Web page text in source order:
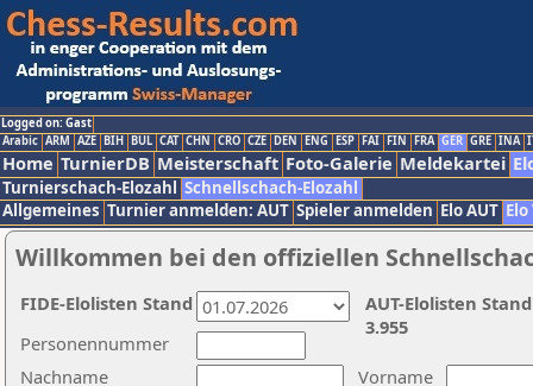
Logged on: Gast
Arabic ARM AZE BIH BUL CAT CHN CRO CZE DEN ENG ESP FAI FIN FRA GER GRE INA
Home TurnierDB Meisterschaft Foto-Galerie Meldekartei
Turnierschach-Elozahl Schnellschach-Elozahl
Allgemeines Turnier anmelden: AUT Spieler anmelden Elo AUT
Willkommen bei den offiziellen
Nachname
Vorname
Personennummer
AUT-Elolisten
3.955
FIDE-Elolisten Stand